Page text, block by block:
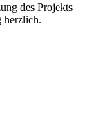
des Projekts
herzlich.